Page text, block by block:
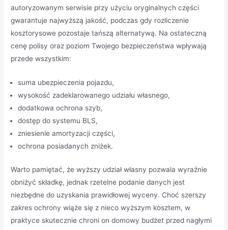
autoryzowanym serwisie przy użyciu oryginalnych części
gwarantuje najwyższą jakość, podczas gdy rozliczenie
kosztorysowe pozostaje tańszą alternatywą. Na ostateczną
cenę polisy oraz poziom Twojego bezpieczeństwa wpływają
przede wszystkim:
suma ubezpieczenia pojazdu,
wysokość zadeklarowanego udziału własnego,
dodatkowa ochrona szyb,
dostęp do systemu BLS,
zniesienie amortyzacji części,
ochrona posiadanych zniżek.
Warto pamiętać, że wyższy udział własny pozwala wyraźnie
obniżyć składkę, jednak rzetelne podanie danych jest
niezbędne do uzyskania prawidłowej wyceny. Choć szerszy
zakres ochrony wiąże się z nieco wyższym kosztem, w
praktyce skutecznie chroni on domowy budżet przed nagłymi